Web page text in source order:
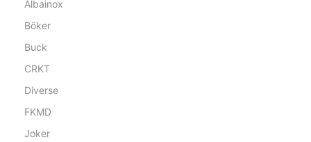
Albainox
Böker
Buck
CRKT
Diverse
FKMD
Joker